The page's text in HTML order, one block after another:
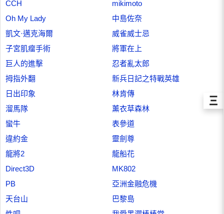
CCH
mikimoto
Oh My Lady
中島佐奈
凱文·邁克海爾
威雀威士忌
子宮肌瘤手術
將軍在上
巨人的進擊
忍者亂太郎
拇指外翻
新兵日記之特戰英雄
日出印象
林肯傳
溜馬隊
薰衣草森林
蠻牛
表參道
違約金
靈劍尊
龍將2
龍船花
Direct3D
MK802
PB
亞洲金融危機
天台山
巴黎島
Ξ